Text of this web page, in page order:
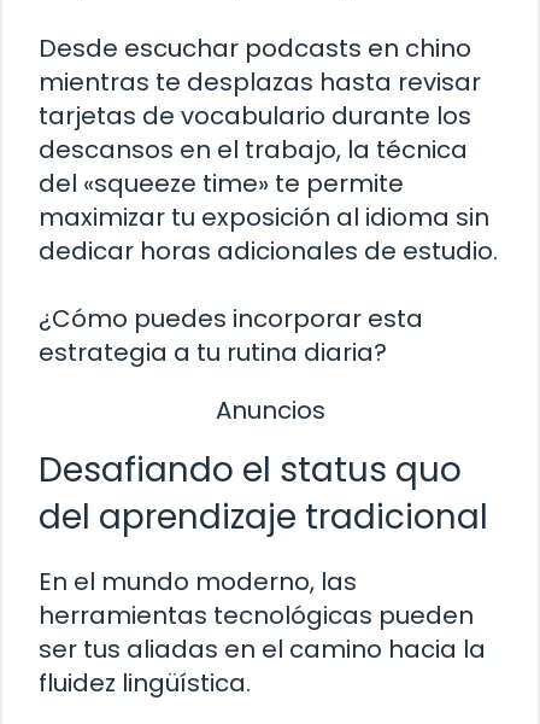
Desde escuchar podcasts en chino
mientras te desplazas hasta revisar
tarjetas de vocabulario durante los
descansos en el trabajo, la técnica
del «squeeze time» te permite
maximizar tu exposición al idioma sin
dedicar horas adicionales de estudio.
¿Cómo puedes incorporar esta
estrategia a tu rutina diaria?
Anuncios
Desafiando el status quo
del aprendizaje tradicional
En el mundo moderno, las
herramientas tecnológicas pueden
ser tus aliadas en el camino hacia la
fluidez lingüística.